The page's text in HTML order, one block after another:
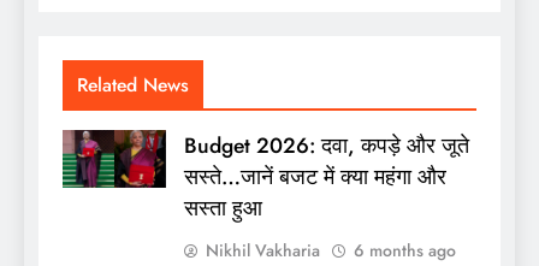
Related News
Budget 2026: दवा, कपड़े और जूते
सस्ते…जानें बजट में क्या महंगा और
सस्ता हुआ
Nikhil Vakharia 6 months ago